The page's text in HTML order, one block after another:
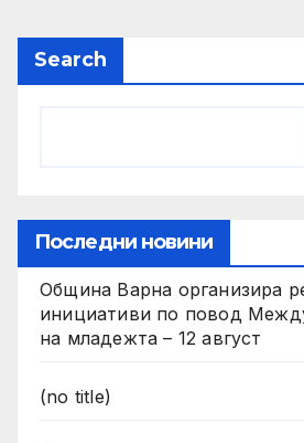
Search
Последни новини
Община Варна организира
инициативи по повод
на младежта – 12 август
(no title)